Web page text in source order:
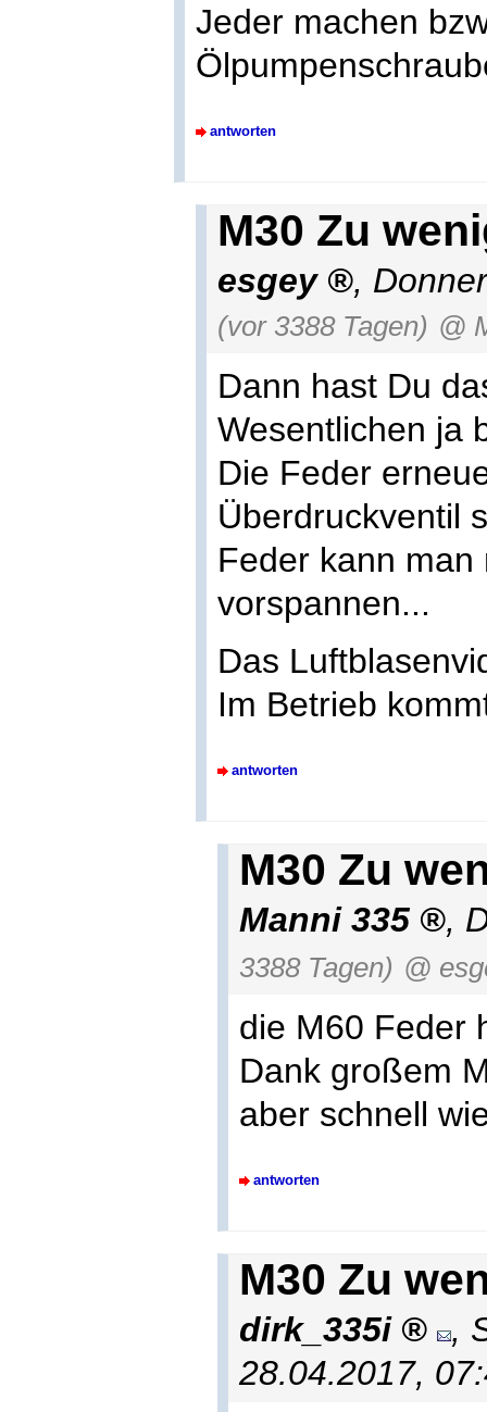
Jeder machen
antworten
M30 Zu
esgey ,
(vor 3388 Tagen) @
Dann hast Du
Wesentlichen ja
Die Feder
Überdruckventil
Feder kann
vorspannen...
Das
Im Betrieb
antworten
M30 Zu
Manni 335 ,
3388 Tagen) @
die M60 Feder
Dank großem
aber schnell
antworten
M30 Zu
dirk_335i ,
28.04.2017,